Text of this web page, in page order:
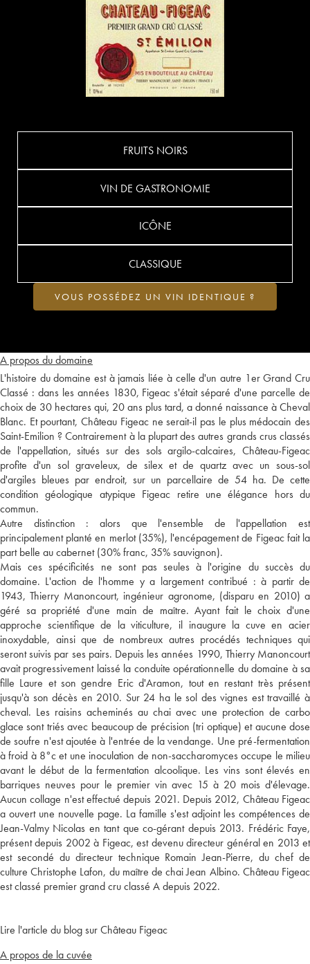
A propos du domaine
L'histoire du domaine est à jamais liée à celle d'un autre 1er Grand Cru
Classé : dans les années 1830, Figeac s'était séparé d'une parcelle de
choix de 30 hectares qui, 20 ans plus tard, a donné naissance à Cheval
Blanc. Et pourtant, Château Figeac ne serait-il pas le plus médocain des
Saint-Emilion ? Contrairement à la plupart des autres grands crus classés
de l'appellation, situés sur des sols argilo-calcaires, Château-Figeac
profite d'un sol graveleux, de silex et de quartz avec un sous-sol
d'argiles bleues par endroit, sur un parcellaire de 54 ha. De cette
condition géologique atypique Figeac retire une élégance hors du
commun.
Autre distinction : alors que l'ensemble de l'appellation est
principalement planté en merlot (35%), l'encépagement de Figeac fait la
part belle au cabernet (30% franc, 35% sauvignon).
Mais ces spécificités ne sont pas seules à l'origine du succès du
domaine. L'action de l'homme y a largement contribué : à partir de
1943, Thierry Manoncourt, ingénieur agronome, (disparu en 2010) a
géré sa propriété d'une main de maître. Ayant fait le choix d'une
approche scientifique de la viticulture, il inaugure la cuve en acier
inoxydable, ainsi que de nombreux autres procédés techniques qui
seront suivis par ses pairs. Depuis les années 1990, Thierry Manoncourt
avait progressivement laissé la conduite opérationnelle du domaine à sa
fille Laure et son gendre Eric d'Aramon, tout en restant très présent
jusqu'à son décès en 2010. Sur 24 ha le sol des vignes est travaillé à
cheval. Les raisins acheminés au chai avec une protection de carbo
glace sont triés avec beaucoup de précision (tri optique) et aucune dose
de soufre n'est ajoutée à l'entrée de la vendange. Une pré-fermentation
à froid à 8°c et une inoculation de non-saccharomyces occupe le milieu
avant le début de la fermentation alcoolique. Les vins sont élevés en
barriques neuves pour le premier vin avec 15 à 20 mois d'élevage.
Aucun collage n'est effectué depuis 2021. Depuis 2012, Château Figeac
a ouvert une nouvelle page. La famille s'est adjoint les compétences de
Jean-Valmy Nicolas en tant que co-gérant depuis 2013. Frédéric Faye,
présent depuis 2002 à Figeac, est devenu directeur général en 2013 et
est secondé du directeur technique Romain Jean-Pierre, du chef de
culture Christophe Lafon, du maître de chai Jean Albino. Château Figeac
est classé premier grand cru classé A depuis 2022.
Lire l'article du blog sur Château Figeac
A propos de la cuvée
FRUITS NOIRS
VIN DE GASTRONOMIE
ICÔNE
CLASSIQUE
VOUS POSSÉDEZ UN VIN IDENTIQUE ?